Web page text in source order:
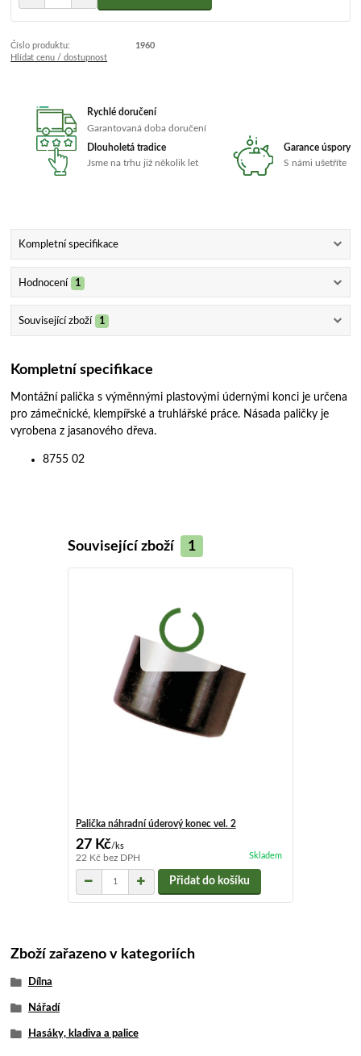
Číslo produktu:
1960
Hlídat cenu / dostupnost
Rychlé doručení
Garantovaná doba doručení
Dlouholetá tradice
Jsme na trhu již několik let
Garance úspory
S námi ušetříte
Kompletní specifikace
Hodnocení 1
Související zboží 1
Kompletní specifikace
Montážní palička s výměnnými plastovými údernými konci je určena
pro zámečnické, klempířské a truhlářské práce. Násada paličky je
vyrobena z jasanového dřeva.
8755 02
Související zboží 1
Palička náhradní úderový konec vel. 2
27 Kč/ks
22 Kč bez DPH Skladem
Přidat do košíku
Zboží zařazeno v kategoriích
Dílna
Nářadí
Hasáky, kladiva a palice